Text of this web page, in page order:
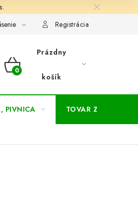
Zásady ochrany osobných údajov
Registrácia
NÁKUPNÝ
Prázdny
košík
PIVNICA TOVAR ZA